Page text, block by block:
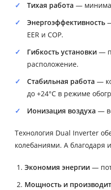
Тихая работа —
Энергоэффективность
EER и COP.
Гибкость установки —
расположение.
Стабильная работа —
до +24°C в режиме
Ионизация воздуха —
Технология Dual Inverter
колебаниями. А благодаря
Экономия энергии —
Мощность и